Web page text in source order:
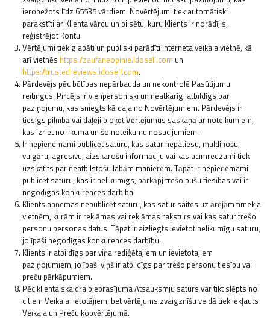
ierobežots līdz 65535 vārdiem. Novērtējumi tiek automātiski
parakstīti ar Klienta vārdu un pilsētu, kuru Klients ir norādījis,
reģistrējot Kontu.
Vērtējumi tiek glabāti un publiski parādīti Interneta veikala vietnē, kā
arī vietnēs https://zaufaneopinie.idosell.com un
https://trustedreviews.idosell.com.
Pārdevējs pēc būtības nepārbauda un nekontrolē Pasūtījumu
reitingus. Pircējs ir vienpersoniski un neatkarīgi atbildīgs par
paziņojumu, kas sniegts kā daļa no Novērtējumiem. Pārdevējs ir
tiesīgs pilnībā vai daļēji bloķēt Vērtējumus saskaņā ar noteikumiem,
kas izriet no likuma un šo noteikumu nosacījumiem.
Ir nepieņemami publicēt saturu, kas satur nepatiesu, maldinošu,
vulgāru, agresīvu, aizskarošu informāciju vai kas acīmredzami tiek
uzskatīts par neatbilstošu labām manierēm. Tāpat ir nepieņemami
publicēt saturu, kas ir nelikumīgs, pārkāpj trešo pušu tiesības vai ir
negodīgas konkurences darbība.
Klients apņemas nepublicēt saturu, kas satur saites uz ārējām tīmekļa
vietnēm, kurām ir reklāmas vai reklāmas raksturs vai kas satur trešo
personu personas datus. Tāpat ir aizliegts ievietot nelikumīgu saturu,
jo īpaši negodīgas konkurences darbību.
Klients ir atbildīgs par viņa rediģētajiem un ievietotajiem
paziņojumiem, jo īpaši viņš ir atbildīgs par trešo personu tiesību vai
preču pārkāpumiem.
Pēc klienta skaidra pieprasījuma Atsauksmju saturs var tikt slēpts no
citiem Veikala lietotājiem, bet vērtējums zvaigznīšu veidā tiek iekļauts
Veikala un Preču kopvērtējumā.